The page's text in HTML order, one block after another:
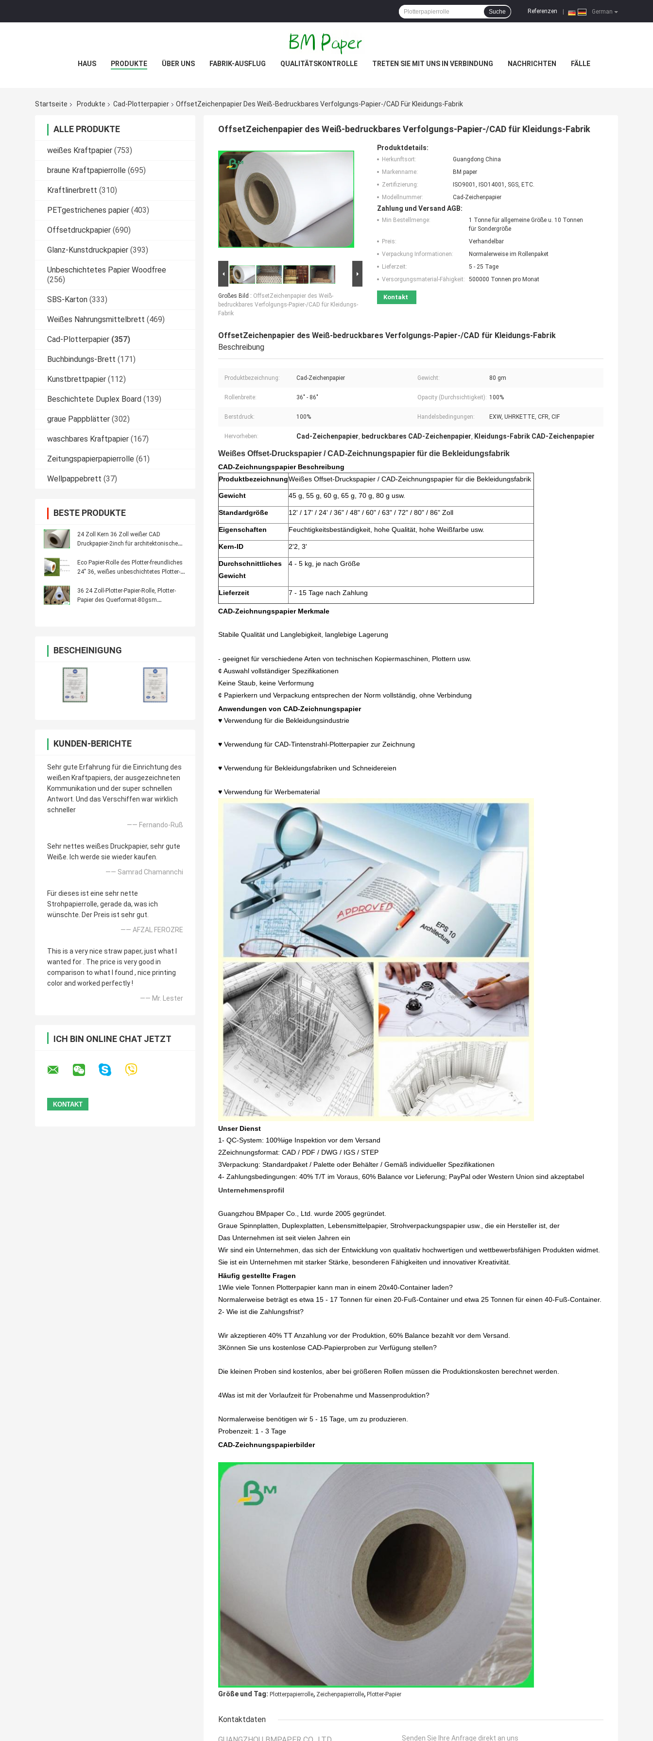
German
Referenzen
Suche
HAUS PRODUKTE ÜBER UNS FABRIK-AUSFLUG QUALITÄTSKONTROLLE TRETEN SIE MIT UNS IN VERBINDUNG NACHRICHTEN FÄLLE
Startseite Produkte Cad-Plotterpapier OffsetZeichenpapier Des Weiß-Bedruckbares Verfolgungs-Papier-/CAD Für Kleidungs-Fabrik
ALLE PRODUKTE
weißes Kraftpapier (753)
braune Kraftpapierrolle (695)
Kraftlinerbrett (310)
PETgestrichenes papier (403)
Offsetdruckpapier (690)
Glanz-Kunstdruckpapier (393)
Unbeschichtetes Papier Woodfree
(256)
SBS-Karton (333)
Weißes Nahrungsmittelbrett (469)
Cad-Plotterpapier (357)
Buchbindungs-Brett (171)
Kunstbrettpapier (112)
Beschichtete Duplex Board (139)
graue Pappblätter (302)
waschbares Kraftpapier (167)
Zeitungspapierpapierrolle (61)
Wellpappebrett (37)
BESTE PRODUKTE
24 Zoll Kern 36 Zoll weißer CAD
Druckpapier-2inch für architektonische
Eco Papier-Rolle des Plotter-freundliches
24" 36, weißes unbeschichtetes Plotter-
36 24 Zoll-Plotter-Papier-Rolle, Plotter-
Papier des Querformat-80gsm
BESCHEINIGUNG
KUNDEN-BERICHTE
Sehr gute Erfahrung für die Einrichtung des
weißen Kraftpapiers, der ausgezeichneten
Kommunikation und der super schnellen
Antwort. Und das Verschiffen war wirklich
schneller
—— Fernando-Ruß
Sehr nettes weißes Druckpapier, sehr gute
Weiße. Ich werde sie wieder kaufen.
—— Samrad Chamannchi
Für dieses ist eine sehr nette
Strohpapierrolle, gerade da, was ich
wünschte. Der Preis ist sehr gut.
—— AFZAL FEROZRE
This is a very nice straw paper, just what I
wanted for . The price is very good in
comparison to what I found , nice printing
color and worked perfectly !
—— Mr. Lester
ICH BIN ONLINE CHAT JETZT
OffsetZeichenpapier des Weiß-bedruckbares Verfolgungs-Papier-/CAD für Kleidungs-Fabrik
Großes Bild : OffsetZeichenpapier des Weiß-
bedruckbares Verfolgungs-Papier-/CAD für Kleidungs-
Fabrik
Produktdetails:
Herkunftsort:
Guangdong China
Markenname:
BM paper
Zertifizierung:
ISO9001, ISO14001, SGS, ETC.
Modellnummer:
Cad-Zeichenpapier
Zahlung und Versand AGB:
Min Bestellmenge:
1 Tonne für allgemeine Größe u. 10 Tonnen
für Sondergröße
Preis:
Verhandelbar
Verpackung Informationen:
Normalerweise im Rollenpaket
Lieferzeit:
5 - 25 Tage
Versorgungsmaterial-Fähigkeit:
500000 Tonnen pro Monat
Kontakt
OffsetZeichenpapier des Weiß-bedruckbares Verfolgungs-Papier-/CAD für Kleidungs-Fabrik
Beschreibung
Produktbezeichnung: Cad-Zeichenpapier Gewicht: 80 gm
Rollenbreite: 36" - 86" Opacity (Durchsichtigkeit): 100%
Berstdruck: 100% Handelsbedingungen: EXW, UHRKETTE, CFR, CIF
Hervorheben: Cad-Zeichenpapier, bedruckbares CAD-Zeichenpapier, Kleidungs-Fabrik CAD-Zeichenpapier
Weißes Offset-Druckspapier / CAD-Zeichnungspapier für die Bekleidungsfabrik
CAD-Zeichnungspapier Beschreibung
ProduktbezeichnungWeißes Offset-Druckspapier / CAD-Zeichnungspapier für die Bekleidungsfabrik
Gewicht 45 g, 55 g, 60 g, 65 g, 70 g, 80 g usw.
Standardgröße 12' / 17' / 24' / 36" / 48" / 60" / 63" / 72" / 80" / 86" Zoll
Eigenschaften Feuchtigkeitsbeständigkeit, hohe Qualität, hohe Weißfarbe usw.
Kern-ID 2'2, 3'
Durchschnittliches
Gewicht
4 - 5 kg, je nach Größe
Lieferzeit 7 - 15 Tage nach Zahlung
CAD-Zeichnungspapier Merkmale
Stabile Qualität und Langlebigkeit, langlebige Lagerung
- geeignet für verschiedene Arten von technischen Kopiermaschinen, Plottern usw.
¢ Auswahl vollständiger Spezifikationen
Keine Staub, keine Verformung
¢ Papierkern und Verpackung entsprechen der Norm vollständig, ohne Verbindung
Anwendungen von CAD-Zeichnungspapier
♥ Verwendung für die Bekleidungsindustrie
♥ Verwendung für CAD-Tintenstrahl-Plotterpapier zur Zeichnung
♥ Verwendung für Bekleidungsfabriken und Schneidereien
♥ Verwendung für Werbematerial
Unser Dienst
1- QC-System: 100%ige Inspektion vor dem Versand
2Zeichnungsformat: CAD / PDF / DWG / IGS / STEP
3Verpackung: Standardpaket / Palette oder Behälter / Gemäß individueller Spezifikationen
4- Zahlungsbedingungen: 40% T/T im Voraus, 60% Balance vor Lieferung; PayPal oder Western Union sind akzeptabel
Unternehmensprofil
Guangzhou BMpaper Co., Ltd. wurde 2005 gegründet.
Graue Spinnplatten, Duplexplatten, Lebensmittelpapier, Strohverpackungspapier usw., die ein Hersteller ist, der
Das Unternehmen ist seit vielen Jahren ein
Wir sind ein Unternehmen, das sich der Entwicklung von qualitativ hochwertigen und wettbewerbsfähigen Produkten widmet.
Sie ist ein Unternehmen mit starker Stärke, besonderen Fähigkeiten und innovativer Kreativität.
Häufig gestellte Fragen
1Wie viele Tonnen Plotterpapier kann man in einem 20x40-Container laden?
Normalerweise beträgt es etwa 15 - 17 Tonnen für einen 20-Fuß-Container und etwa 25 Tonnen für einen 40-Fuß-Container.
2- Wie ist die Zahlungsfrist?
Wir akzeptieren 40% TT Anzahlung vor der Produktion, 60% Balance bezahlt vor dem Versand.
3Können Sie uns kostenlose CAD-Papierproben zur Verfügung stellen?
Die kleinen Proben sind kostenlos, aber bei größeren Rollen müssen die Produktionskosten berechnet werden.
4Was ist mit der Vorlaufzeit für Probenahme und Massenproduktion?
Normalerweise benötigen wir 5 - 15 Tage, um zu produzieren.
Probenzeit: 1 - 3 Tage
CAD-Zeichnungspapierbilder
Größe und Tag: Plotterpapierrolle, Zeichenpapierrolle, Plotter-Papier
Kontaktdaten
Senden Sie Ihre Anfrage direkt an uns